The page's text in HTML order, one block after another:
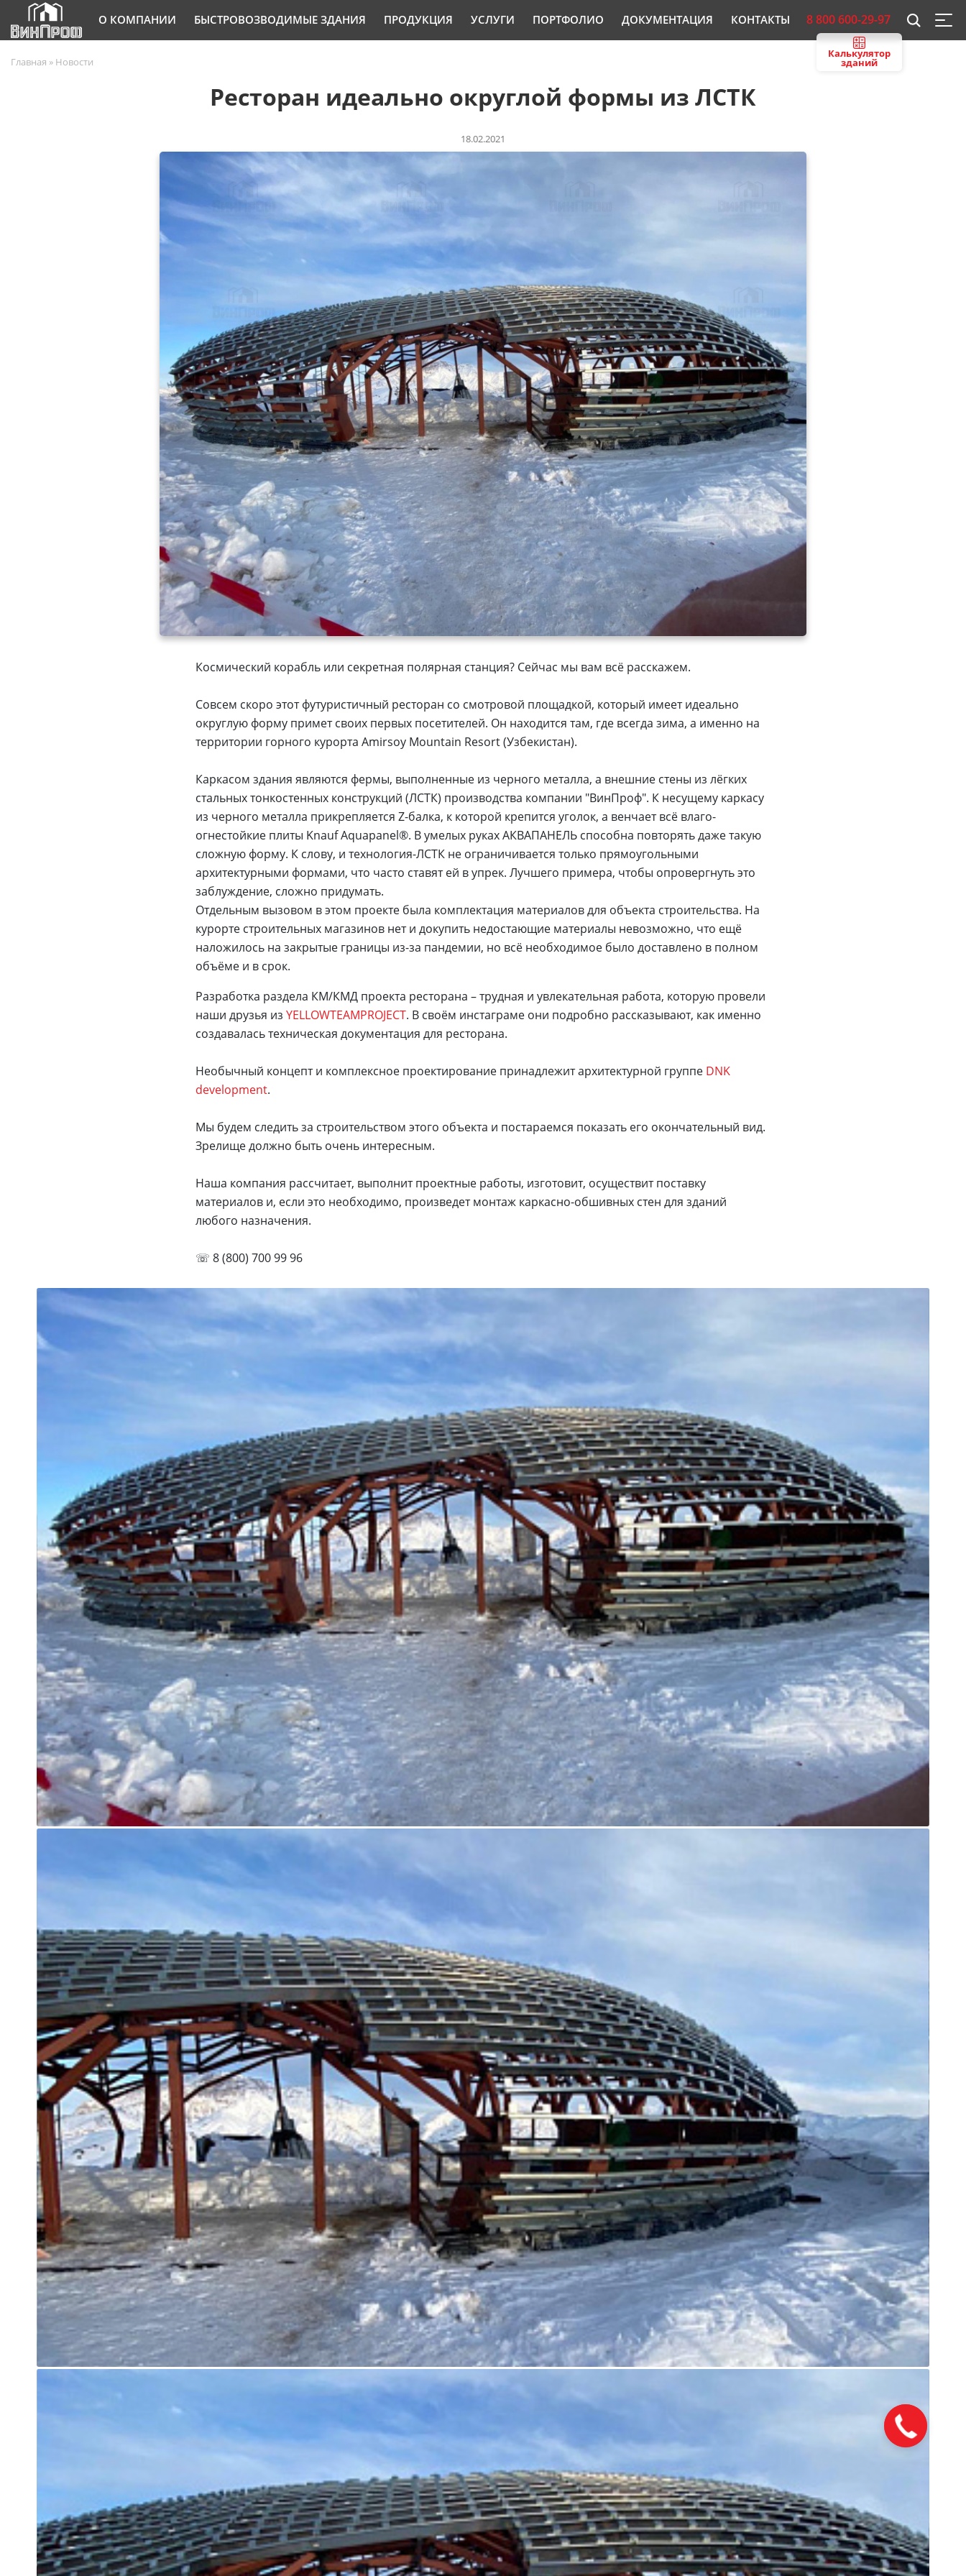
О КОМПАНИИ БЫСТРОВОЗВОДИМЫЕ ЗДАНИЯ ПРОДУКЦИЯ УСЛУГИ ПОРТФОЛИО ДОКУМЕНТАЦИЯ КОНТАКТЫ 8 800 600-29-97
Калькулятор
зданий
Главная » Новости
Ресторан идеально округлой формы из ЛСТК
18.02.2021
Космический корабль или секретная полярная станция? Сейчас мы вам всё расскажем.
Совсем скоро этот футуристичный ресторан со смотровой площадкой, который имеет идеально
округлую форму примет своих первых посетителей. Он находится там, где всегда зима, а именно на
территории горного курорта Amirsoy Mountain Resort (Узбекистан).
Каркасом здания являются фермы, выполненные из черного металла, а внешние стены из лёгких
стальных тонкостенных конструкций (ЛСТК) производства компании "ВинПроф". К несущему каркасу
из черного металла прикрепляется Z-балка, к которой крепится уголок, а венчает всё влаго-
огнестойкие плиты Knauf Aquapanel®. В умелых руках АКВАПАНЕЛЬ способна повторять даже такую
сложную форму. К слову, и технология-ЛСТК не ограничивается только прямоугольными
архитектурными формами, что часто ставят ей в упрек. Лучшего примера, чтобы опровергнуть это
заблуждение, сложно придумать.
Отдельным вызовом в этом проекте была комплектация материалов для объекта строительства. На
курорте строительных магазинов нет и докупить недостающие материалы невозможно, что ещё
наложилось на закрытые границы из-за пандемии, но всё необходимое было доставлено в полном
объёме и в срок.
Разработка раздела КМ/КМД проекта ресторана – трудная и увлекательная работа, которую провели
наши друзья из YELLOWTEAMPROJECT. В своём инстаграме они подробно рассказывают, как именно
создавалась техническая документация для ресторана.
Необычный концепт и комплексное проектирование принадлежит архитектурной группе DNK
development.
Мы будем следить за строительством этого объекта и постараемся показать его окончательный вид.
Зрелище должно быть очень интересным.
Наша компания рассчитает, выполнит проектные работы, изготовит, осуществит поставку
материалов и, если это необходимо, произведет монтаж каркасно-обшивных стен для зданий
любого назначения.
☏ 8 (800) 700 99 96
Закажите
звонок